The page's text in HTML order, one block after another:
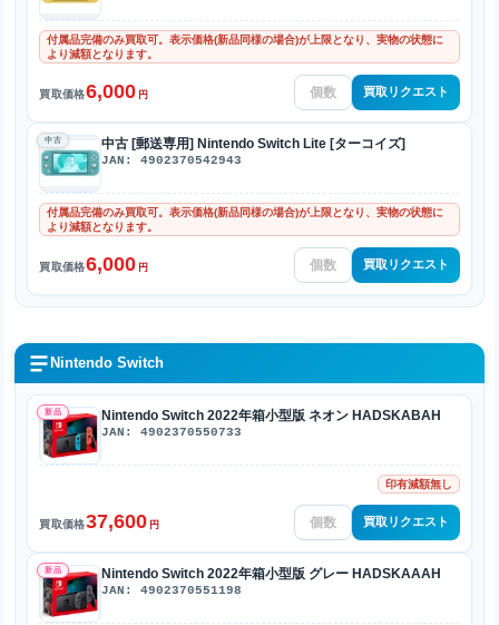
付属品完備のみ買取可。表示価格(新品同様の場合)が上限となり、実物の状態に
より減額となります。
買取価格6,000 円 買取リクエスト
中古 中古 [郵送専用] Nintendo Switch Lite [ターコイズ]
JAN: 4902370542943
付属品完備のみ買取可。表示価格(新品同様の場合)が上限となり、実物の状態に
より減額となります。
買取価格6,000 円 買取リクエスト
Nintendo Switch
新品 Nintendo Switch 2022年箱小型版 ネオン HADSKABAH
JAN: 4902370550733
印有減額無し
買取価格37,600 円 買取リクエスト
新品 Nintendo Switch 2022年箱小型版 グレー HADSKAAAH
JAN: 4902370551198